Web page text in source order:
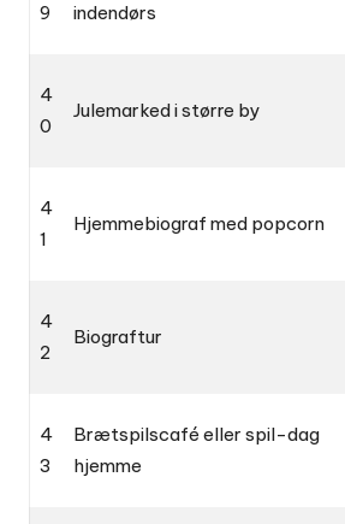
9
indendørs
4
0
Julemarked i større by
4
1
Hjemmebiograf med popcorn
4
2
Biograftur
4
3
Brætspilscafé eller spil-dag
hjemme